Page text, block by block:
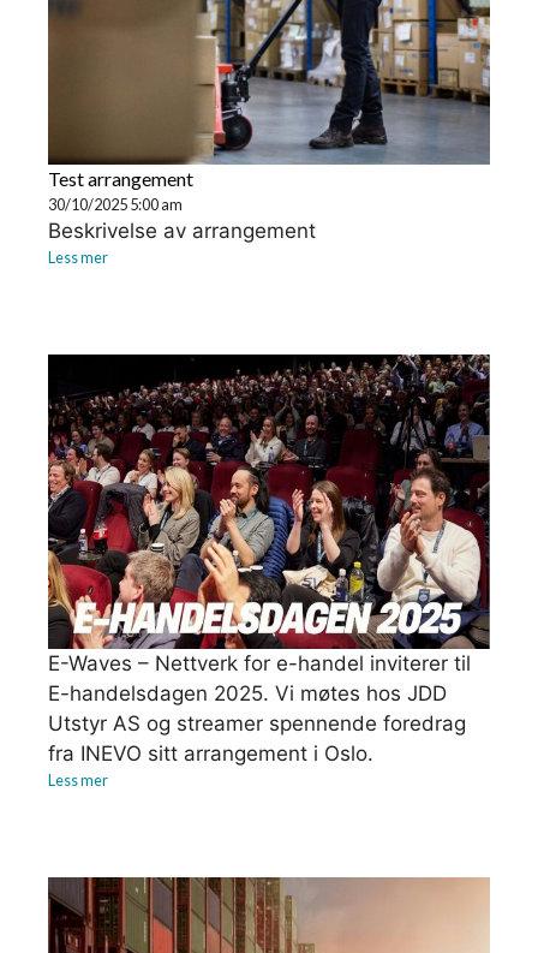
Test arrangement
30/10/2025 5:00 am
Beskrivelse av arrangement
Less mer
E-Waves – Nettverk for e-handel inviterer til
E-handelsdagen 2025. Vi møtes hos JDD
Utstyr AS og streamer spennende foredrag
fra INEVO sitt arrangement i Oslo.
Less mer